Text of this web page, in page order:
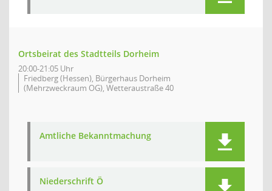
Ortsbeirat des Stadtteils Dorheim
20:00-21:05 Uhr
Friedberg (Hessen), Bürgerhaus Dorheim
(Mehrzweckraum OG), Wetteraustraße 40
Amtliche Bekanntmachung
Niederschrift Ö